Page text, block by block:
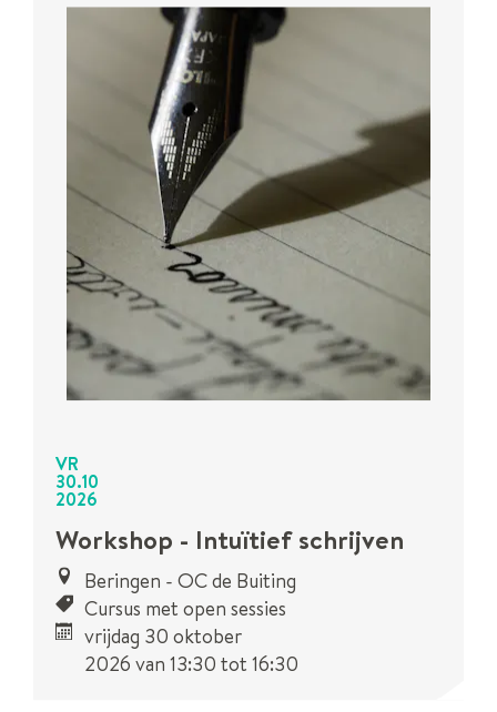
VR
30.10
2026
Workshop - Intuïtief schrijven
Beringen - OC de Buiting
Cursus met open sessies
vrijdag 30 oktober
2026 van 13:30 tot 16:30